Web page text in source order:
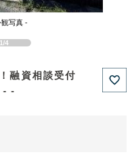
1/4
写真 -
融資相談受付
- -